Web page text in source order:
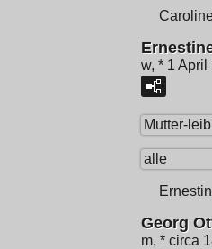
w, * 1 April
Mutter-
alle
Georg
m, * circa